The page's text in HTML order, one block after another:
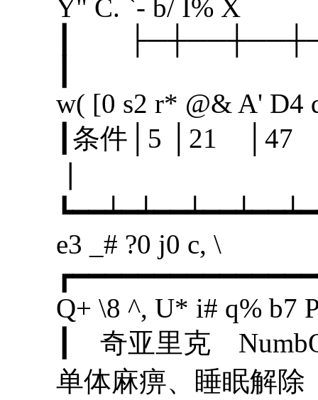
Y" C. `- b/ I% X
┃
w( [0 s2 r* @& A' D4
┃条件│5 │21
e3 _# ?0 j0 c, \
Q+ \8 ^, U* i# q% b7
┃ 奇亚里克
单体麻痹、